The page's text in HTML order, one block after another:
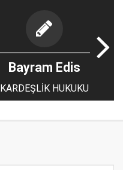
Bayram Edis
KARDEŞLİK HUKUKU